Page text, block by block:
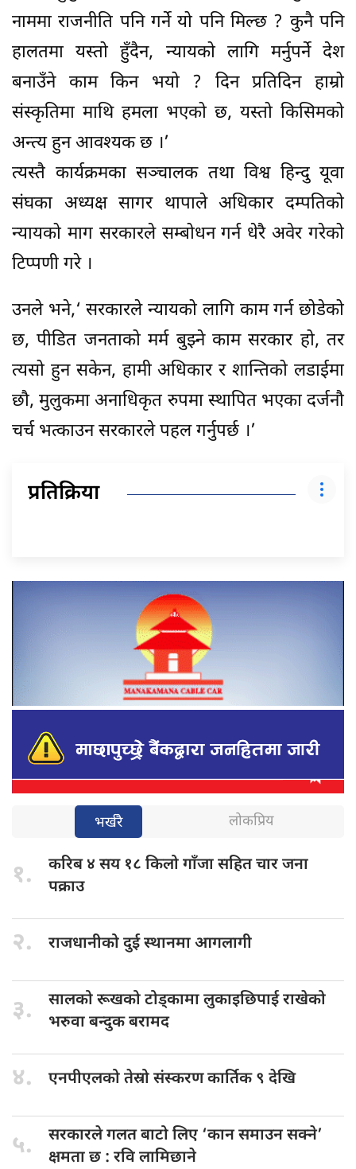
नाममा राजनीति पनि गर्ने यो पनि मिल्छ ? कुनै पनि
हालतमा यस्तो हुँदैन, न्यायको लागि मर्नुपर्ने देश
बनाउँने काम किन भयो ? दिन प्रतिदिन हाम्रो
संस्कृतिमा माथि हमला भएको छ, यस्तो किसिमको
अन्त्य हुन आवश्यक छ ।’
त्यस्तै कार्यक्रमका सञ्चालक तथा विश्व हिन्दु यूवा
संघका अध्यक्ष सागर थापाले अधिकार दम्पतिको
न्यायको माग सरकारले सम्बोधन गर्न धेरै अवेर गरेको
टिप्पणी गरे ।
उनले भने,‘ सरकारले न्यायको लागि काम गर्न छोडेको
छ, पीडित जनताको मर्म बुझ्ने काम सरकार हो, तर
त्यसो हुन सकेन, हामी अधिकार र शान्तिको लडाईमा
छौ, मुलुकमा अनाधिकृत रुपमा स्थापित भएका दर्जनौ
चर्च भत्काउन सरकारले पहल गर्नुपर्छ ।’
प्रतिक्रिया
भर्खरै लोकप्रिय
१. करिब ४ सय १८ किलो गाँजा सहित चार जना
पक्राउ
२. राजधानीको दुईस्थानमा आगलागी
३. सालको रूखकोटोड्कामा लुकाइछिपाई राखेको
भरुवा बन्दुक बरामद
४. एनपीएलको तेस्रोसंस्करण कार्तिक ९ देखि
५. सरकारले गलतबाटो लिए ‘कान समाउन सक्ने’
क्षमता छ : रवि लामिछाने